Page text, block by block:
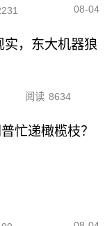
08-04
实，东大机器狼
阅读 8634
忙递橄榄枝？